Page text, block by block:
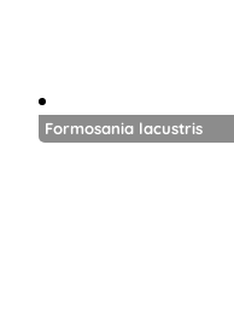
Formosania lacustris